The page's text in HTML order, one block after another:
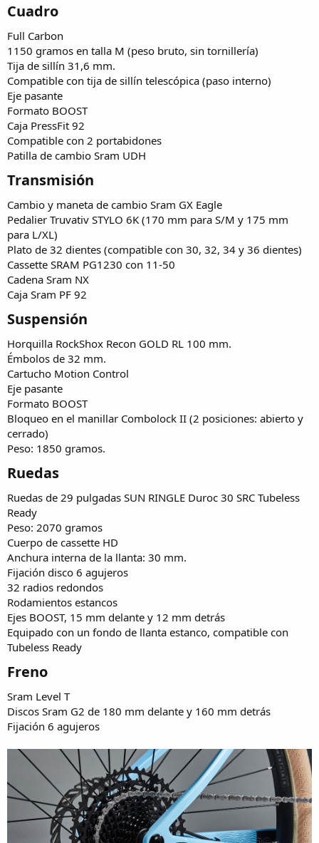
Cuadro​
Full Carbon
1150 gramos en talla M (peso bruto, sin tornillería)
Tija de sillín 31,6 mm.
Compatible con tija de sillín telescópica (paso interno)
Eje pasante
Formato BOOST
Caja PressFit 92
Compatible con 2 portabidones
Patilla de cambio Sram UDH
Transmisión​
Cambio y maneta de cambio Sram GX Eagle
Pedalier Truvativ STYLO 6K (170 mm para S/M y 175 mm
para L/XL)
Plato de 32 dientes (compatible con 30, 32, 34 y 36 dientes)
Cassette SRAM PG1230 con 11-50
Cadena Sram NX
Caja Sram PF 92
Suspensión​
Horquilla RockShox Recon GOLD RL 100 mm.
Émbolos de 32 mm.
Cartucho Motion Control
Eje pasante
Formato BOOST
Bloqueo en el manillar Combolock II (2 posiciones: abierto y
cerrado)
Peso: 1850 gramos.
Ruedas​
Ruedas de 29 pulgadas SUN RINGLE Duroc 30 SRC Tubeless
Ready
Peso: 2070 gramos
Cuerpo de cassette HD
Anchura interna de la llanta: 30 mm.
Fijación disco 6 agujeros
32 radios redondos
Rodamientos estancos
Ejes BOOST, 15 mm delante y 12 mm detrás
Equipado con un fondo de llanta estanco, compatible con
Tubeless Ready
Freno​
Sram Level T
Discos Sram G2 de 180 mm delante y 160 mm detrás
Fijación 6 agujeros